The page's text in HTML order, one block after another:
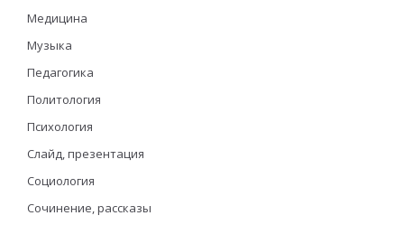
Медицина
Музыка
Педагогика
Политология
Психология
Слайд, презентация
Социология
Сочинение, рассказы